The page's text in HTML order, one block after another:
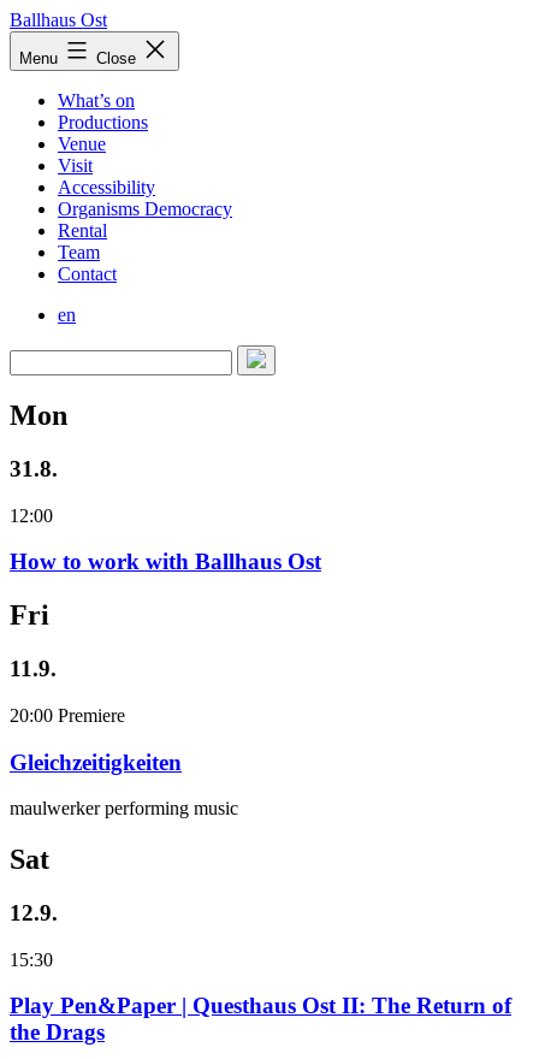
Skip
to
content
Ballhaus Ost
Ballhaus
Ost
Menu Close
What’s on
Productions
Venue
Visit
Accessibility
Organisms Democracy
Rental
Team
Contact
en
Mon
31.8.
12:00
How to work with Ballhaus Ost
Fri
11.9.
20:00 Premiere
Gleichzeitigkeiten
maulwerker performing music
Sat
12.9.
15:30
Play Pen&Paper | Questhaus Ost II: The Return of
the Drags